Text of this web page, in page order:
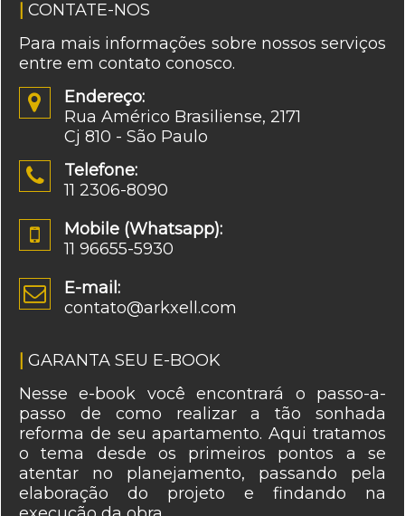
CONTATE-NOS
Para mais informações sobre nossos serviços
entre em contato conosco.

Endereço:
Rua Américo Brasiliense, 2171
Cj 810 - São Paulo

Telefone:
11 2306-8090

Mobile (Whatsapp):
11 96655-5930

E-mail:
contato@arkxell.com
GARANTA SEU E-BOOK
Nesse e-book você encontrará o passo-a-
passo de como realizar a tão sonhada
reforma de seu apartamento. Aqui tratamos
o tema desde os primeiros pontos a se
atentar no planejamento, passando pela
elaboração do projeto e findando na